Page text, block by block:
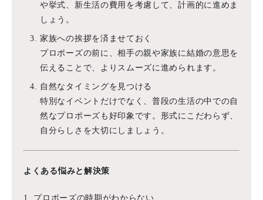
や挙式、新生活の費用を考慮して、計画的に進めま
しょう。
家族への挨拶を済ませておく
プロポーズの前に、相手の親や家族に結婚の意思を
伝えることで、よりスムーズに進められます。
自然なタイミングを見つける
特別なイベントだけでなく、普段の生活の中での自
然なプロポーズも好印象です。形式にこだわらず、
自分らしさを大切にしましょう。
よくある悩みと解決策
1. プロポーズの時期がわからない